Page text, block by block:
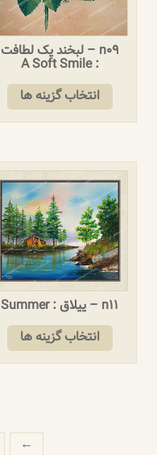
n09 – لبخند یک لطافت
: A Soft Smile
انتخاب گزینه ها
n11 – ییلاق : Summer
انتخاب گزینه ها
←